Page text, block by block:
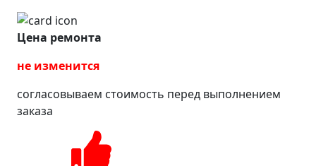
Цена ремонта
не изменится
согласовываем стоимость перед выполнением
заказа